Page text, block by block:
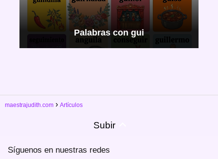
Palabras con gui
maestrajudith.com Artículos
Subir
Síguenos en nuestras redes